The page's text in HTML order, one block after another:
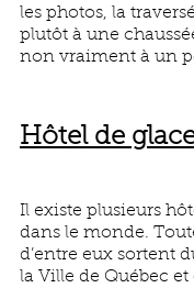
les photos, la
plutôt à une
non vraiment à un
Hôtel de
Il existe plusieurs
dans le monde.
d’entre eux sortent
la Ville de Québec